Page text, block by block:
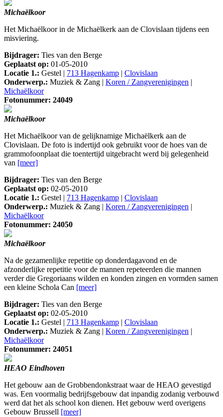
Michaëlkoor
Het Michaëlkoor in de Michaëlkerk aan de Clovislaan tijdens een
misviering.
Bijdrager: Ties van den Berge
Geplaatst op: 01-05-2010
Locatie 1.: Gestel | 713 Hagenkamp | Clovislaan
Onderwerp.: Muziek & Zang | Koren / Zangverenigingen |
Michaëlkoor
Fotonummer: 24049
Michaëlkoor
Het Michaëlkoor van de gelijknamige Michaëlkerk aan de
Clovislaan. De foto is indertijd ook gebruikt voor de hoes van de
grammofoonplaat die toentertijd uitgebracht werd bij gelegenheid
van [meer]
Bijdrager: Ties van den Berge
Geplaatst op: 02-05-2010
Locatie 1.: Gestel | 713 Hagenkamp | Clovislaan
Onderwerp.: Muziek & Zang | Koren / Zangverenigingen |
Michaëlkoor
Fotonummer: 24050
Michaëlkoor
Na de gezamenlijke repetitie op donderdagavond en de
afzonderlijke repetitie voor de mannen repeteerden die mannen
verder die Gregoriaans wilden en konden zingen en vormden samen
een kleine Schola Can [meer]
Bijdrager: Ties van den Berge
Geplaatst op: 02-05-2010
Locatie 1.: Gestel | 713 Hagenkamp | Clovislaan
Onderwerp.: Muziek & Zang | Koren / Zangverenigingen |
Michaëlkoor
Fotonummer: 24051
HEAO Eindhoven
Het gebouw aan de Grobbendonkstraat waar de HEAO gevestigd
was. Een voormalig bedrijfsgebouw dat inpandig zodanig verbouwd
werd dat het als school kon dienen. Het gebouw werd overigens
Gebouw Brussell [meer]